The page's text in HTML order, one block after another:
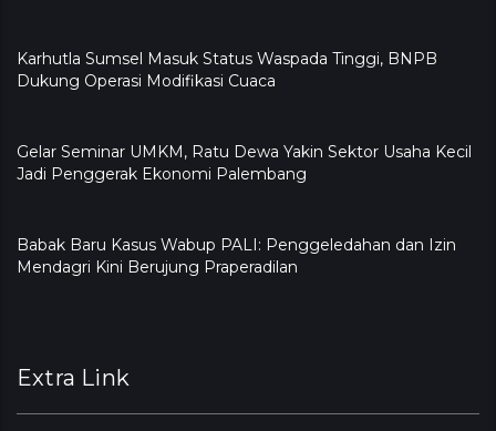
Karhutla Sumsel Masuk Status Waspada Tinggi, BNPB
Dukung Operasi Modifikasi Cuaca
Gelar Seminar UMKM, Ratu Dewa Yakin Sektor Usaha Kecil
Jadi Penggerak Ekonomi Palembang
Babak Baru Kasus Wabup PALI: Penggeledahan dan Izin
Mendagri Kini Berujung Praperadilan
Extra Link